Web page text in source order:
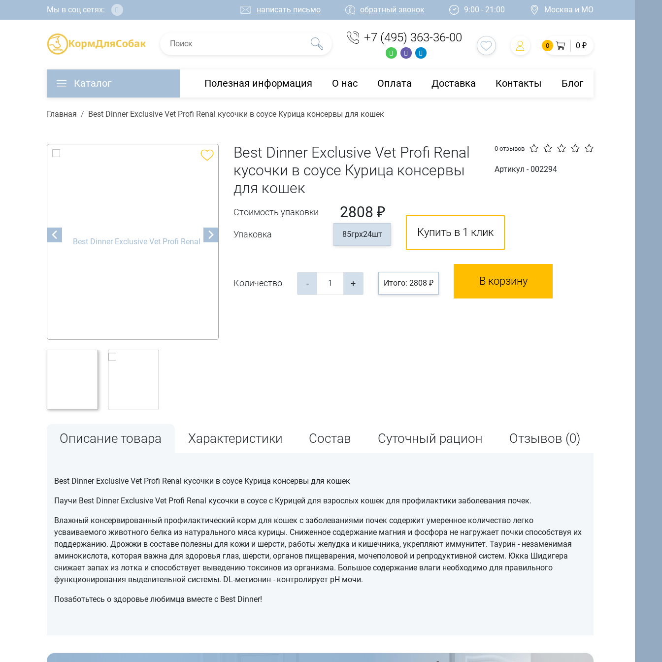
Мы в соц сетях: написать письмо обратный звонок 9:00 - 21:00 Москва и МО
+7 (495) 363-36-00
0 0 ₽
Каталог Полезная информация О нас Оплата Доставка Контакты Блог
Главная Best Dinner Exclusive Vet Profi Renal кусочки в соусе Курица консервы для кошек
Best Dinner Exclusive Vet Profi Renal
кусочки в соусе Курица консервы
для кошек
0 отзывов
Артикул - 002294
Стоимость упаковки
Упаковка
2808 ₽
85грх24шт Купить в 1 клик
Количество - + Итого: 2808 ₽ В корзину
Описание товара Характеристики Состав Суточный рацион Отзывов (0)
Best Dinner Exclusive Vet Profi Renal кусочки в соусе Курица консервы для кошек
Паучи Best Dinner Exclusive Vet Profi Renal кусочки в соусе с Курицей для взрослых кошек для профилактики заболевания почек.
Влажный консервированный профилактический корм для кошек с заболеваниями почек содержит умеренное количество легко
усваиваемого животного белка из натурального мяса курицы. Сниженное содержание магния и фосфора не нагружает почки способствуя их
поддержанию. Дрожжи в составе полезны для кожи и шерсти, работы желудка и кишечника, укрепляют иммунитет. Таурин - незаменимая
аминокислота, которая важна для здоровья глаз, шерсти, органов пищеварения, мочеполовой и репродуктивной систем. Юкка Шидигера
снижает запах из лотка и способствует выведению токсинов из организма. Большое содержание влаги необходимо для правильного
функционирования выделительной системы. DL-метионин - контролирует pH мочи.
Позаботьтесь о здоровье любимца вместе с Best Dinner!